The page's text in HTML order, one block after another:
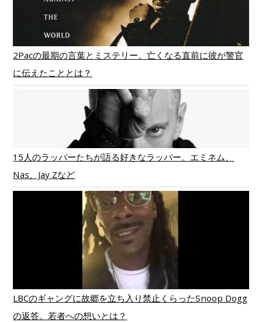
2Pacの最期の言葉とミステリー。亡くなる直前に彼が警官
に伝えたこととは？
15人のラッパーたちが語る好きなラッパー。エミネム、
Nas、Jay Zなど
LBCのギャングに故郷を立ち入り禁止くらったSnoop Dogg
の返答。若者への想いとは？